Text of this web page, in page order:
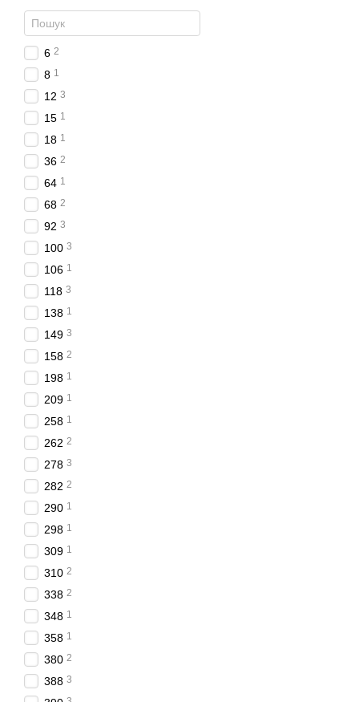
6 2
8 1
12 3
15 1
18 1
36 2
64 1
68 2
92 3
100 3
106 1
118 3
138 1
149 3
158 2
198 1
209 1
258 1
262 2
278 3
282 2
290 1
298 1
309 1
310 2
338 2
348 1
358 1
380 2
388 3